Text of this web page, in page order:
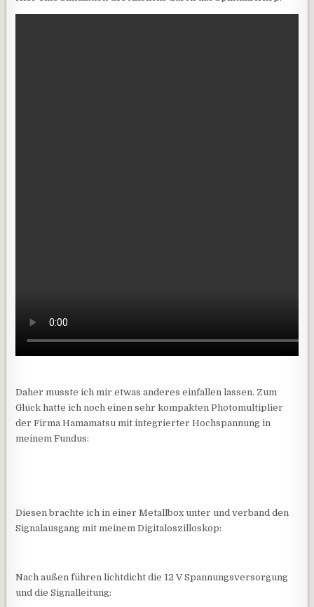
Daher musste ich mir etwas anderes einfallen lassen. Zum
Glück hatte ich noch einen sehr kompakten Photomultiplier
der Firma Hamamatsu mit integrierter Hochspannung in
meinem Fundus:
Diesen brachte ich in einer Metallbox unter und verband den
Signalausgang mit meinem Digitaloszilloskop:
Nach außen führen lichtdicht die 12 V Spannungsversorgung
und die Signalleitung: